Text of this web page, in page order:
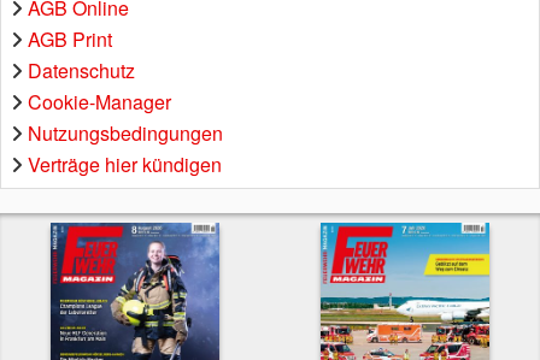
AGB Online
AGB Print
Datenschutz
Cookie-Manager
Nutzungsbedingungen
Verträge hier kündigen